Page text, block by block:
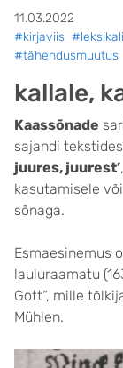
11.03.2022
#kirjaviis
#tähendusmuutus
kallale,
Kaassõnade
sajandi
juures, juurest’
kasutamisele
sõnaga.
Esmaesinemus
lauluraamatu
Gott“, mille
Mühlen.